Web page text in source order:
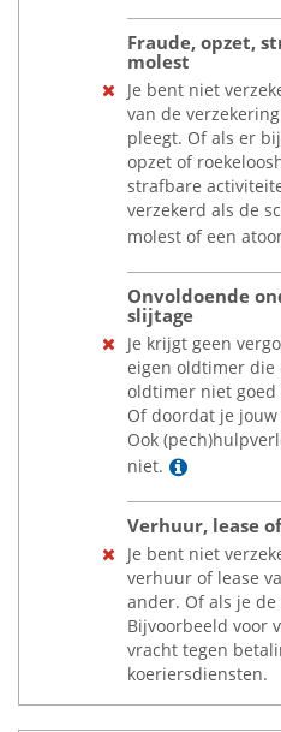
Fraude, opzet,
molest
Je bent niet
van de
pleegt. Of als er
opzet of
strafbare
verzekerd als de
molest of een
Onvoldoende
slijtage
Je krijgt geen
eigen oldtimer
oldtimer niet
Of doordat je
Ook
niet.
Lees meer
Verhuur, lease
Je bent niet
verhuur of lease
ander. Of als je
Bijvoorbeeld voor
vracht tegen
koeriersdiensten.